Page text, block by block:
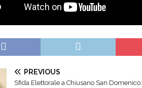
PREVIOUS
Sfida Elettorale a Chiusano San Domenico: